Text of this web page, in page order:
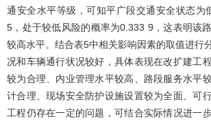
通安全水平等级，可知平广段交通安全状态为
5，处于较低风险的概率为0.333 9，这表明该
较高水平。结合表5中相关影响因素的取值进行
况和车辆通行状况较好，具体表现在改扩建工
较为合理、内业管理水平较高、路段服务水平
计合理、现场安全防护设施设置较为全面、可
工程仍存在一定的问题，可结合实际情况进一